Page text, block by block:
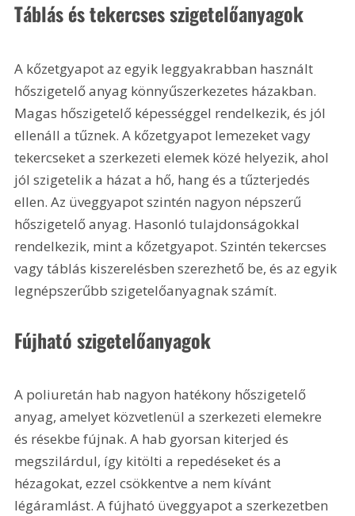
Táblás és tekercses szigetelőanyagok
A kőzetgyapot az egyik leggyakrabban használt
hőszigetelő anyag könnyűszerkezetes házakban.
Magas hőszigetelő képességgel rendelkezik, és jól
ellenáll a tűznek. A kőzetgyapot lemezeket vagy
tekercseket a szerkezeti elemek közé helyezik, ahol
jól szigetelik a házat a hő, hang és a tűzterjedés
ellen. Az üveggyapot szintén nagyon népszerű
hőszigetelő anyag. Hasonló tulajdonságokkal
rendelkezik, mint a kőzetgyapot. Szintén tekercses
vagy táblás kiszerelésben szerezhető be, és az egyik
legnépszerűbb szigetelőanyagnak számít.
Fújható szigetelőanyagok
A poliuretán hab nagyon hatékony hőszigetelő
anyag, amelyet közvetlenül a szerkezeti elemekre
és résekbe fújnak. A hab gyorsan kiterjed és
megszilárdul, így kitölti a repedéseket és a
hézagokat, ezzel csökkentve a nem kívánt
légáramlást. A fújható üveggyapot a szerkezetben